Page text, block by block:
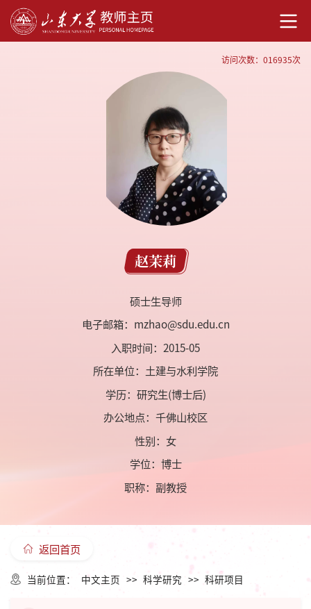
访问次数： 016935次
赵茉莉
硕士生导师
电子邮箱： mzhao@sdu.edu.cn
入职时间：2015-05
所在单位：土建与水利学院
学历：研究生(博士后)
办公地点：千佛山校区
性别：女
学位：博士
职称：副教授
返回首页
当前位置： 中文主页 >> 科学研究 >> 科研项目